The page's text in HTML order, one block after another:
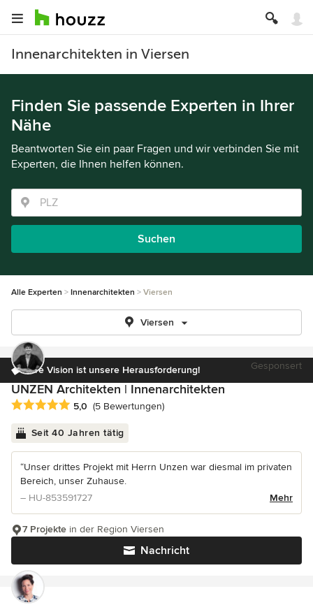
Innenarchitekten in Viersen
Finden Sie passende Experten in Ihrer
Nähe
Beantworten Sie ein paar Fragen und wir verbinden Sie mit
Experten, die Ihnen helfen können.
Suchen
Alle Experten Innenarchitekten Viersen
Viersen
Ihre Vision ist unsere Herausforderung! Gesponsert
UNZEN Architekten | Innenarchitekten
Durchschnittliche Bewertung: 5 von 5 Sternen
5,0 (5 Bewertungen)
Seit 40 Jahren tätig
“Unser drittes Projekt mit Herrn Unzen war diesmal im privaten
Bereich, unser Zuhause.
– HU-853591727
Mehr
Nachricht
7 Projekte in der Region Viersen